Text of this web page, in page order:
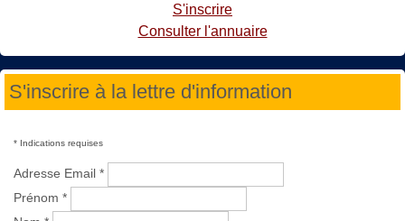
S'inscrire
Consulter l'annuaire
S'inscrire à la lettre d'information
* Indications requises
Adresse Email *
Prénom *